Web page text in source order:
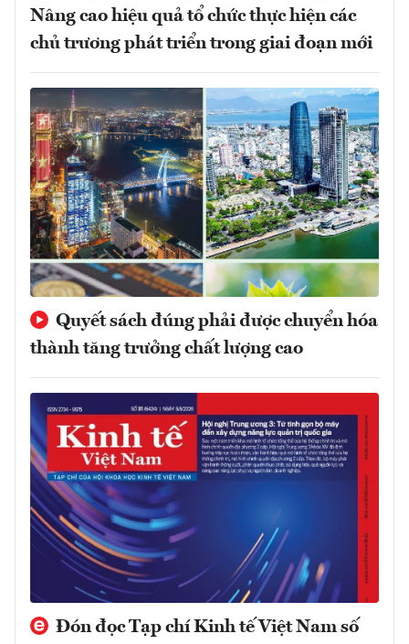
Nâng cao hiệu quả tổ chức thực hiện các
chủ trương phát triển trong giai đoạn mới
Quyết sách đúng phải được chuyển hóa
thành tăng trưởng chất lượng cao
Đón đọc Tạp chí Kinh tế Việt Nam số